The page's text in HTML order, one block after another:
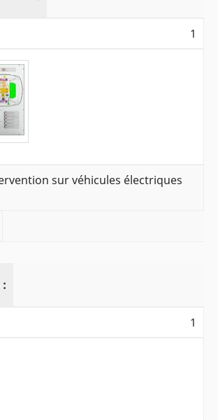
1
sur véhicules électriques
:
1